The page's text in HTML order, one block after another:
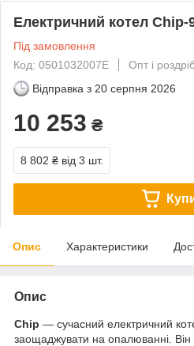
Електричний котел Chip-
Під замовлення
Код: 0501032007E
Опт і
Відправка з 20 серпня 2026
10 253 ₴
8 802 ₴ від 3 шт.
Опис Характеристики
Опис
Chip — сучасний електричний
заощаджувати на опалюванні. Він